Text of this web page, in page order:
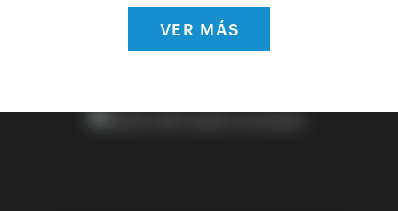
VER MÁS